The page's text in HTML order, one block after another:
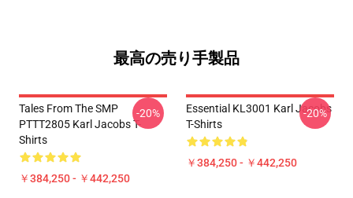
最高の売り手製品
Tales From The SMP
PTTT2805 Karl Jacobs T-
Shirts
￥384,250 - ￥442,250
-20%
Essential KL3001 Karl Jacobs
T-Shirts
￥384,250 - ￥442,250
-20%